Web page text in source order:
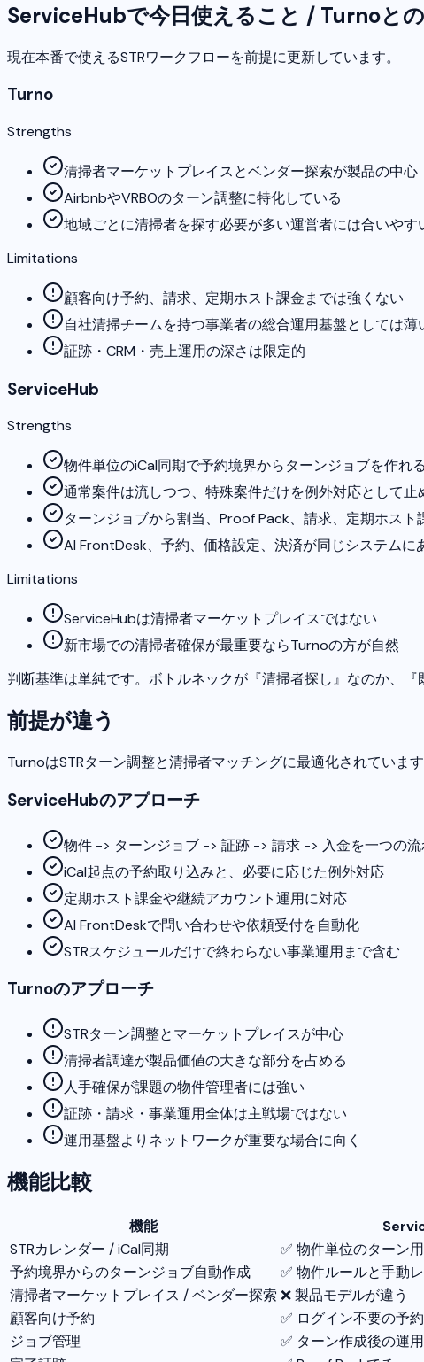
ServiceHubで今日使えること / Turnoと
現在本番で使えるSTRワークフローを前提に更新しています。
Turno
Strengths
清掃者マーケットプレイスとベンダー探索が製品の中心
AirbnbやVRBOのターン調整に特化している
地域ごとに清掃者を探す必要が多い運営者には合いやす
Limitations
顧客向け予約、請求、定期ホスト課金までは強くない
自社清掃チームを持つ事業者の総合運用基盤としては薄
証跡・CRM・売上運用の深さは限定的
ServiceHub
Strengths
物件単位のiCal同期で予約境界からターンジョブを作れる
通常案件は流しつつ、特殊案件だけを例外対応として止
ターンジョブから割当、Proof Pack、請求、定期ホスト
AI FrontDesk、予約、価格設定、決済が同じシステムに
Limitations
ServiceHubは清掃者マーケットプレイスではない
新市場での清掃者確保が最重要ならTurnoの方が自然
判断基準は単純です。ボトルネックが『清掃者探し』なのか、
前提が違う
TurnoはSTRターン調整と清掃者マッチングに最適化されていま
ServiceHubのアプローチ
物件 -> ターンジョブ -> 証跡 -> 請求 -> 入金を一つの
iCal起点の予約取り込みと、必要に応じた例外対応
定期ホスト課金や継続アカウント運用に対応
AI FrontDeskで問い合わせや依頼受付を自動化
STRスケジュールだけで終わらない事業運用まで含む
Turnoのアプローチ
STRターン調整とマーケットプレイスが中心
清掃者調達が製品価値の大きな部分を占める
人手確保が課題の物件管理者には強い
証跡・請求・事業運用全体は主戦場ではない
運用基盤よりネットワークが重要な場合に向く
機能比較
機能
STRカレンダー / iCal同期
✅ 物件単位のターン
予約境界からのターンジョブ自動作成
✅ 物件ルールと手動
清掃者マーケットプレイス / ベンダー探索 ❌ 製品モデルが違う
顧客向け予約
✅ ログイン不要の予
ジョブ管理
✅ ターン作成後の運